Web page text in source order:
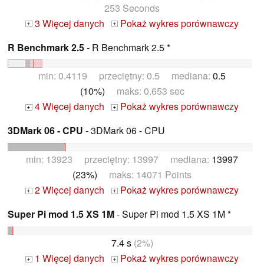
253 Seconds
+ 3 Więcej danych +
Pokaż wykres porównawczy
R Benchmark 2.5- R Benchmark 2.5 *
min: 0.4119 przeciętny: 0.5 mediana: 0.5
(10%) maks: 0.653 sec
+ 4 Więcej danych +
Pokaż wykres porównawczy
3DMark 06 - CPU - 3DMark 06 - CPU
min: 13923 przeciętny: 13997 mediana: 13997
(23%) maks: 14071 Points
+ 2 Więcej danych +
Pokaż wykres porównawczy
Super Pi mod 1.5 XS 1M- Super Pi mod 1.5 XS 1M *
7.4 s(2%)
+ 1 Więcej danych +
Pokaż wykres porównawczy